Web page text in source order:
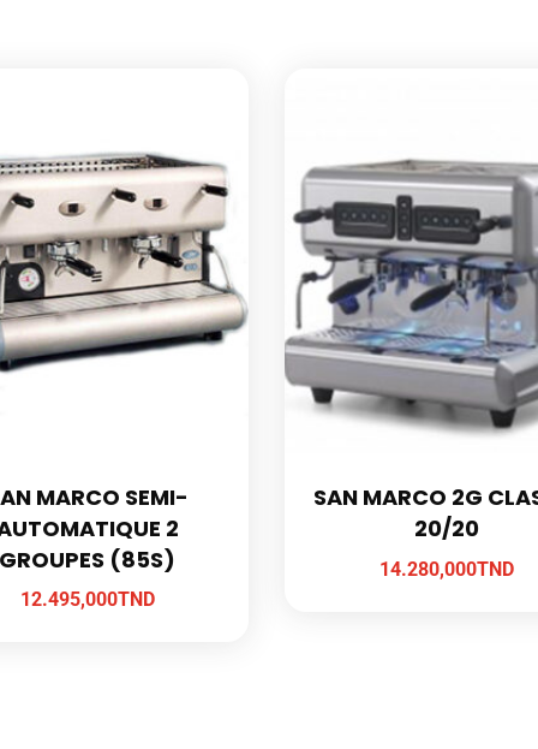
MARCO SEMI-
2
GROUPES (85S)
12.495,000TND
SAN MARCO 2G
20/20
14.280,000TND